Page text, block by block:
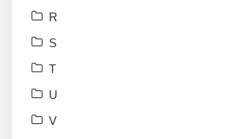
R
S
T
U
V